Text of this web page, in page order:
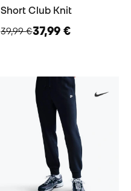
Short Club Knit
39,99 €37,99 €